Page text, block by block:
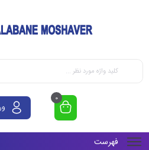
0
فهرست